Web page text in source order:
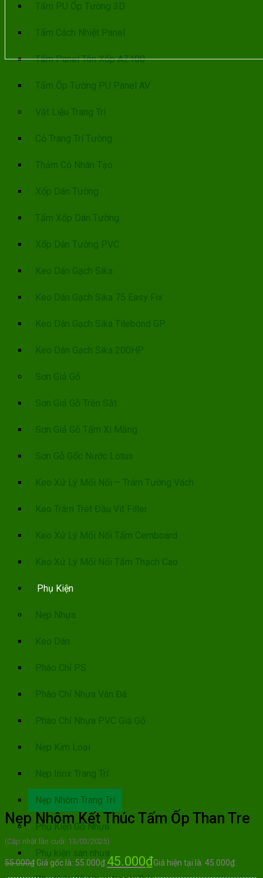
Tấm PU Ốp Tường 3D
Tấm Cách Nhiệt Panel
Tấm Panel Tôn Xốp AZ100
Tấm Ốp Tường PU Panel AV
Vật Liệu Trang Trí
Cỏ Trang Trí Tường
Thảm Cỏ Nhân Tạo
Xốp Dán Tường
Tấm Xốp Dán Tường
Xốp Dán Tường PVC
Keo Dán Gạch Sika
Keo Dán Gạch Sika 75 Easy Fix
Keo Dán Gạch Sika Tilebond GP
Keo Dán Gạch Sika 200HP
Sơn Giả Gỗ
Sơn Giả Gỗ Trên Sắt
Sơn Giả Gỗ Tấm Xi Măng
Sơn Gỗ Gốc Nước Lotus
Keo Xử Lý Mối Nối – Trám Tường Vách
Keo Trám Trét Đầu Vít Filler
Keo Xử Lý Mối Nối Tấm Cemboard
Keo Xử Lý Mối Nối Tấm Thạch Cao
Phụ Kiện
Nẹp Nhựa
Keo Dán
Phào Chỉ PS
Phào Chỉ Nhựa Vân Đá
Phào Chỉ Nhựa PVC Giả Gỗ
Nẹp Kim Loại
Nẹp Inox Trang Trí
Nẹp Nhôm Trang Trí
Phụ Kiện Gỗ Nhựa
Phụ kiện sàn nhựa
Nẹp Nhôm Kết Thúc Tấm Ốp Than Tre
(Cập nhật lần cuối: 13/03/2025)
55.000₫Giá gốc là: 55.000₫. 45.000₫Giá hiện tại là: 45.000₫.